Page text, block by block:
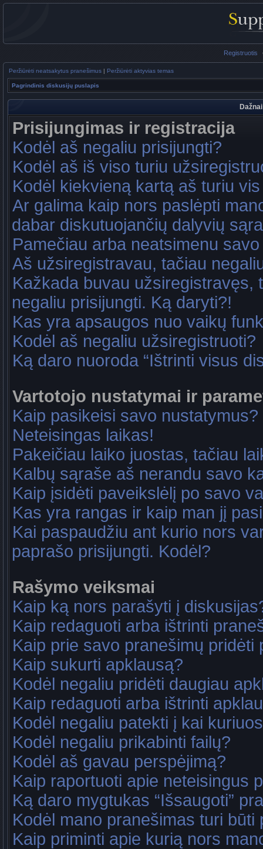
Registruotis
Peržiūrėti neatsakytus pranešimus | Peržiūrėti aktyvias temas
Pagrindinis diskusijų puslapis
Prisijungimas ir registracija
Kodėl aš negaliu prisijungti?
Kodėl aš iš viso turiu
Kodėl kiekvieną kartą aš turiu
Ar galima kaip nors paslėpti
dabar diskutuojančių dalyvių
Pamečiau arba neatsimenu
Aš užsiregistravau, tačiau
Kažkada buvau užsiregistravęs,
negaliu prisijungti. Ką daryti?!
Kas yra apsaugos nuo vaikų
Kodėl aš negaliu užsiregistruoti?
Ką daro nuoroda “Ištrinti visus
Vartotojo nustatymai ir
Kaip pasikeisi savo nustatymus?
Neteisingas laikas!
Pakeičiau laiko juostas, tačiau
Kalbų sąraše aš nerandu savo
Kaip įsidėti paveikslėlį po savo
Kas yra rangas ir kaip man jį
Kai paspaudžiu ant kurio nors
paprašo prisijungti. Kodėl?
Rašymo veiksmai
Kaip ką nors parašyti į
Kaip redaguoti arba ištrinti
Kaip prie savo pranešimų pridėti
Kaip sukurti apklausą?
Kodėl negaliu pridėti daugiau
Kaip redaguoti arba ištrinti
Kodėl negaliu patekti į kai
Kodėl negaliu prikabinti failų?
Kodėl aš gavau perspėjimą?
Kaip raportuoti apie neteisingus
Ką daro mygtukas “Išsaugoti”
Kodėl mano pranešimas turi būti
Kaip priminti apie kurią nors